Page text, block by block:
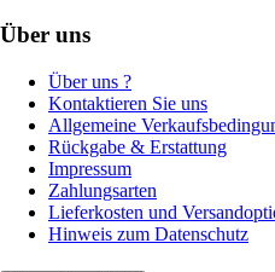
Über uns
Über uns ?
Kontaktieren Sie uns
Allgemeine
Rückgabe & Erstattung
Impressum
Zahlungsarten
Lieferkosten und
Hinweis zum Datenschutz